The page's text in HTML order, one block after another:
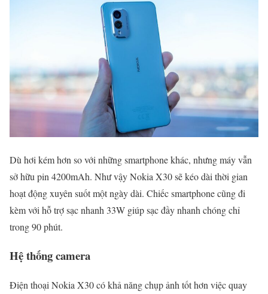
Dù hơi kém hơn so với những smartphone khác, nhưng máy vẫn
sở hữu pin 4200mAh. Như vậy Nokia X30 sẽ kéo dài thời gian
hoạt động xuyên suốt một ngày dài. Chiếc smartphone cũng đi
kèm với hỗ trợ sạc nhanh 33W giúp sạc đầy nhanh chóng chỉ
trong 90 phút.
Hệ thống camera
Điện thoại Nokia X30 có khả năng chụp ảnh tốt hơn việc quay